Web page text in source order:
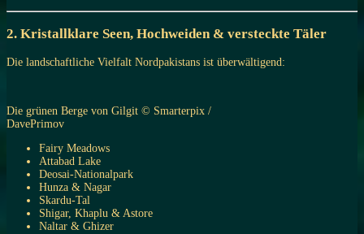
2. Kristallklare Seen, Hochweiden & versteckte Täler
Die landschaftliche Vielfalt Nordpakistans ist überwältigend:
Die grünen Berge von Gilgit © Smarterpix /
DavePrimov
Fairy Meadows
Attabad Lake
Deosai-Nationalpark
Hunza & Nagar
Skardu-Tal
Shigar, Khaplu & Astore
Naltar & Ghizer